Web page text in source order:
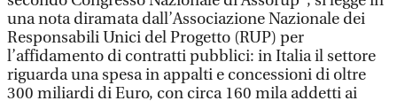
una nota diramata dall’Associazione Nazionale dei
Responsabili Unici del Progetto (RUP) per
l’affidamento di contratti pubblici: in Italia il settore
riguarda una spesa in appalti e concessioni di oltre
300 miliardi di Euro, con circa 160 mila addetti ai